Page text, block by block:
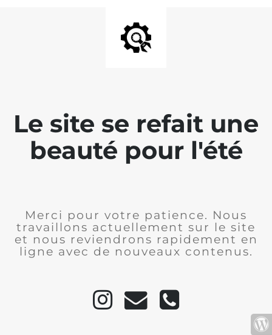
Le site se refait une
beauté pour l'été
Merci pour votre patience. Nous
travaillons actuellement sur le site
et nous reviendrons rapidement en
ligne avec de nouveaux contenus.